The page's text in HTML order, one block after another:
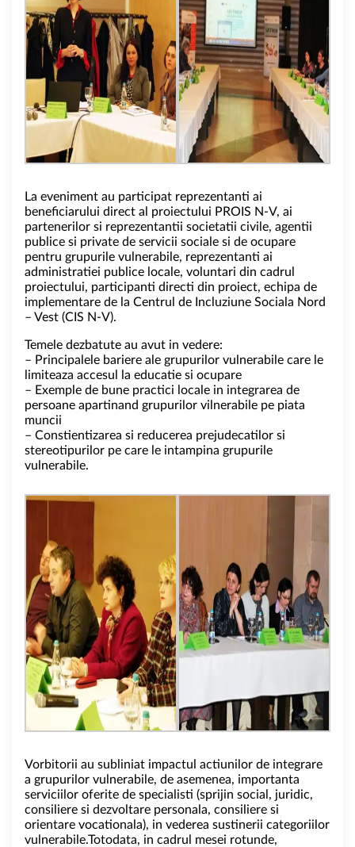
La eveniment au participat reprezentanti ai
beneficiarului direct al proiectului PROIS N-V, ai
partenerilor si reprezentantii societatii civile, agentii
publice si private de servicii sociale si de ocupare
pentru grupurile vulnerabile, reprezentanti ai
administratiei publice locale, voluntari din cadrul
proiectului, participanti directi din proiect, echipa de
implementare de la Centrul de Incluziune Sociala Nord
– Vest (CIS N-V).
Temele dezbatute au avut in vedere:
– Principalele bariere ale grupurilor vulnerabile care le
limiteaza accesul la educatie si ocupare
– Exemple de bune practici locale in integrarea de
persoane apartinand grupurilor vilnerabile pe piata
muncii
– Constientizarea si reducerea prejudecatilor si
stereotipurilor pe care le intampina grupurile
vulnerabile.
Vorbitorii au subliniat impactul actiunilor de integrare
a grupurilor vulnerabile, de asemenea, importanta
serviciilor oferite de specialisti (sprijin social, juridic,
consiliere si dezvoltare personala, consiliere si
orientare vocationala), in vederea sustinerii categoriilor
vulnerabile.Totodata, in cadrul mesei rotunde,